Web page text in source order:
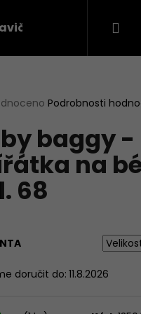
Látky na
Podrobnosti
baggy -
na
68
doručit do: 11.8.2026